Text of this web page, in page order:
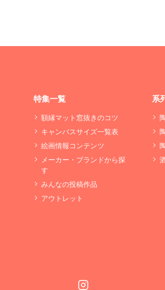
特集一覧
額縁マット窓抜きのコツ
キャンバスサイズ一覧表
絵画情報コンテンツ
メーカー・ブランドから探
す
みんなの投稿作品
アウトレット
系